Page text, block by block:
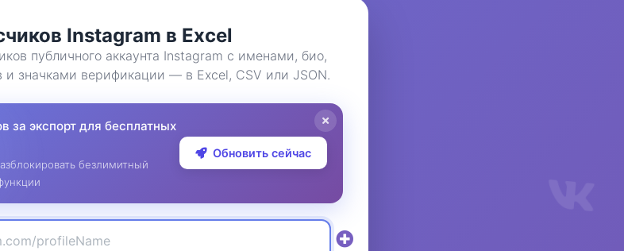
Instagram в Excel
публичного аккаунта Instagram с именами, био,
и значками верификации — в Excel, CSV или JSON.
за экспорт для бесплатных
безлимитный
Обновить сейчас